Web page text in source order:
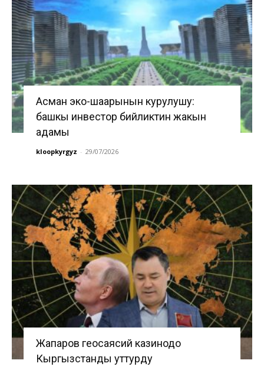
Асман эко-шаарынын курулушу:
башкы инвестор бийликтин жакын
адамы
kloopkyrgyz - 29/07/2026
Жапаров геосаясий казинодо
Кыргызстанды уттурду